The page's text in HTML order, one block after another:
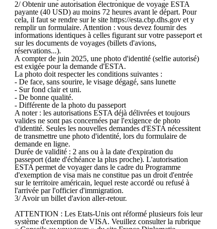
2/ Obtenir une autorisation électronique de voyage ESTA
payante (40 USD) au moins 72 heures avant le départ. Pour
cela, il faut se rendre sur le site https://esta.cbp.dhs.gov et y
remplir un formulaire. Attention : vous devez fournir des
informations identiques à celles figurant sur votre passeport et
sur les documents de voyages (billets d'avions,
réservations...).
A compter de juin 2025, une photo d'identité (selfie autorisé)
est exigée pour la demande d'ESTA.
La photo doit respecter les conditions suivantes :
- De face, sans sourire, le visage dégagé, sans lunette
- Sur fond clair et uni.
- De bonne qualité.
- Différente de la photo du passeport
A noter : les autorisations ESTA déjà délivrées et toujours
valides ne sont pas concernées par l'exigence de photo
d'identité. Seules les nouvelles demandes d'ESTA nécessitent
de transmettre une photo d'identité, lors du formulaire de
demande en ligne.
Durée de validité : 2 ans ou à la date d'expiration du
passeport (date d'échéance la plus proche). L'autorisation
ESTA permet de voyager dans le cadre du Programme
d'exemption de visa mais ne constitue pas un droit d'entrée
sur le territoire américain, lequel reste accordé ou refusé à
l'arrivée par l'officier d'immigration.
3/ Avoir un billet d'avion aller-retour.
ATTENTION : Les Etats-Unis ont réformé plusieurs fois leur
système d'exemption de VISA. Veuillez consulter la rubrique